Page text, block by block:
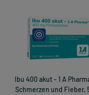
Ibu 400 akut - 1 A
Schmerzen und Fieber,